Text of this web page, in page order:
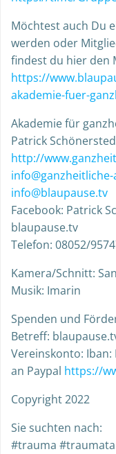
Möchtest auch Du
werden oder
findest du hier den
https://
akademie-fuer-
Akademie für
Patrick
http://
info@blaupause.tv
Facebook: Patrick
blaupause.tv
Telefon: 08052/
Kamera/Schnitt:
Musik: Imarin
Spenden und
Betreff:
Vereinskonto: Iban:
an Paypal https://
Copyright 2022
Sie suchten nach:
#trauma